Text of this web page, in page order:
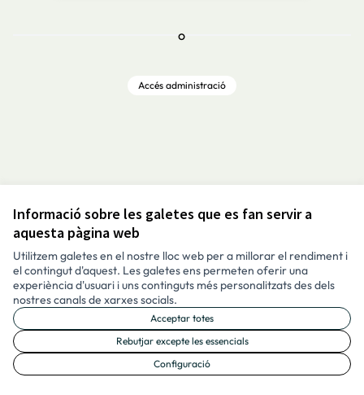
Informació sobre les galetes que es fan servir a
aquesta pàgina web
Utilitzem galetes en el nostre lloc web per a millorar el rendiment i
el contingut d'aquest. Les galetes ens permeten oferir una
experiència d'usuari i uns continguts més personalitzats des dels
nostres canals de xarxes socials.
Acceptar totes
Rebutjar excepte les essencials
Configuració
o
Accés administració
Avís legal i condicions d’ús
Configuració de les galetes
Català
Triar la llenguaElegir el idiomaAukeratu hizkuntzaChoose language
Made with ❤️
(Enllaç extern)
Web creada amb programari lliure.
Amb
(Enllaç